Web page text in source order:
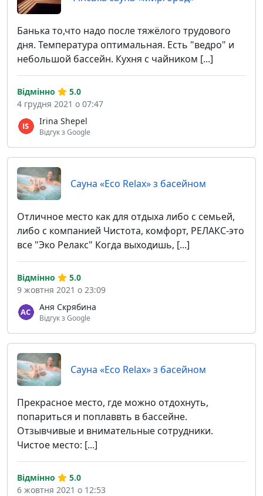
Банька то,что надо после тяжёлого трудового
дня. Температура оптимальная. Есть "ведро" и
небольшой бассейн. Кухня с чайником [...]
Irina Shepel
Відгук з Google
Відмінно
5.0
4 грудня 2021 о 07:47
Сауна «Eco Relax» з басейном
Отличное место как для отдыха либо с семьей,
либо с компанией Чистота, комфорт, РЕЛАКС-это
все "Эко Релакс" Когда выходишь, [...]
Аня Скрябина
Відгук з Google
Відмінно
5.0
9 жовтня 2021 о 23:09
Сауна «Eco Relax» з басейном
Прекрасное место, где можно отдохнуть,
попариться и поплаввть в бассейне.
Отзывчивые и внимательные сотрудники.
Чистое место: [...]
Відмінно
5.0
6 жовтня 2021 о 12:53